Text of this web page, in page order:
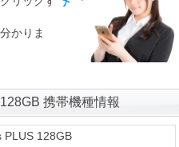
かりま
携帯機種情報
PLUS 128GB